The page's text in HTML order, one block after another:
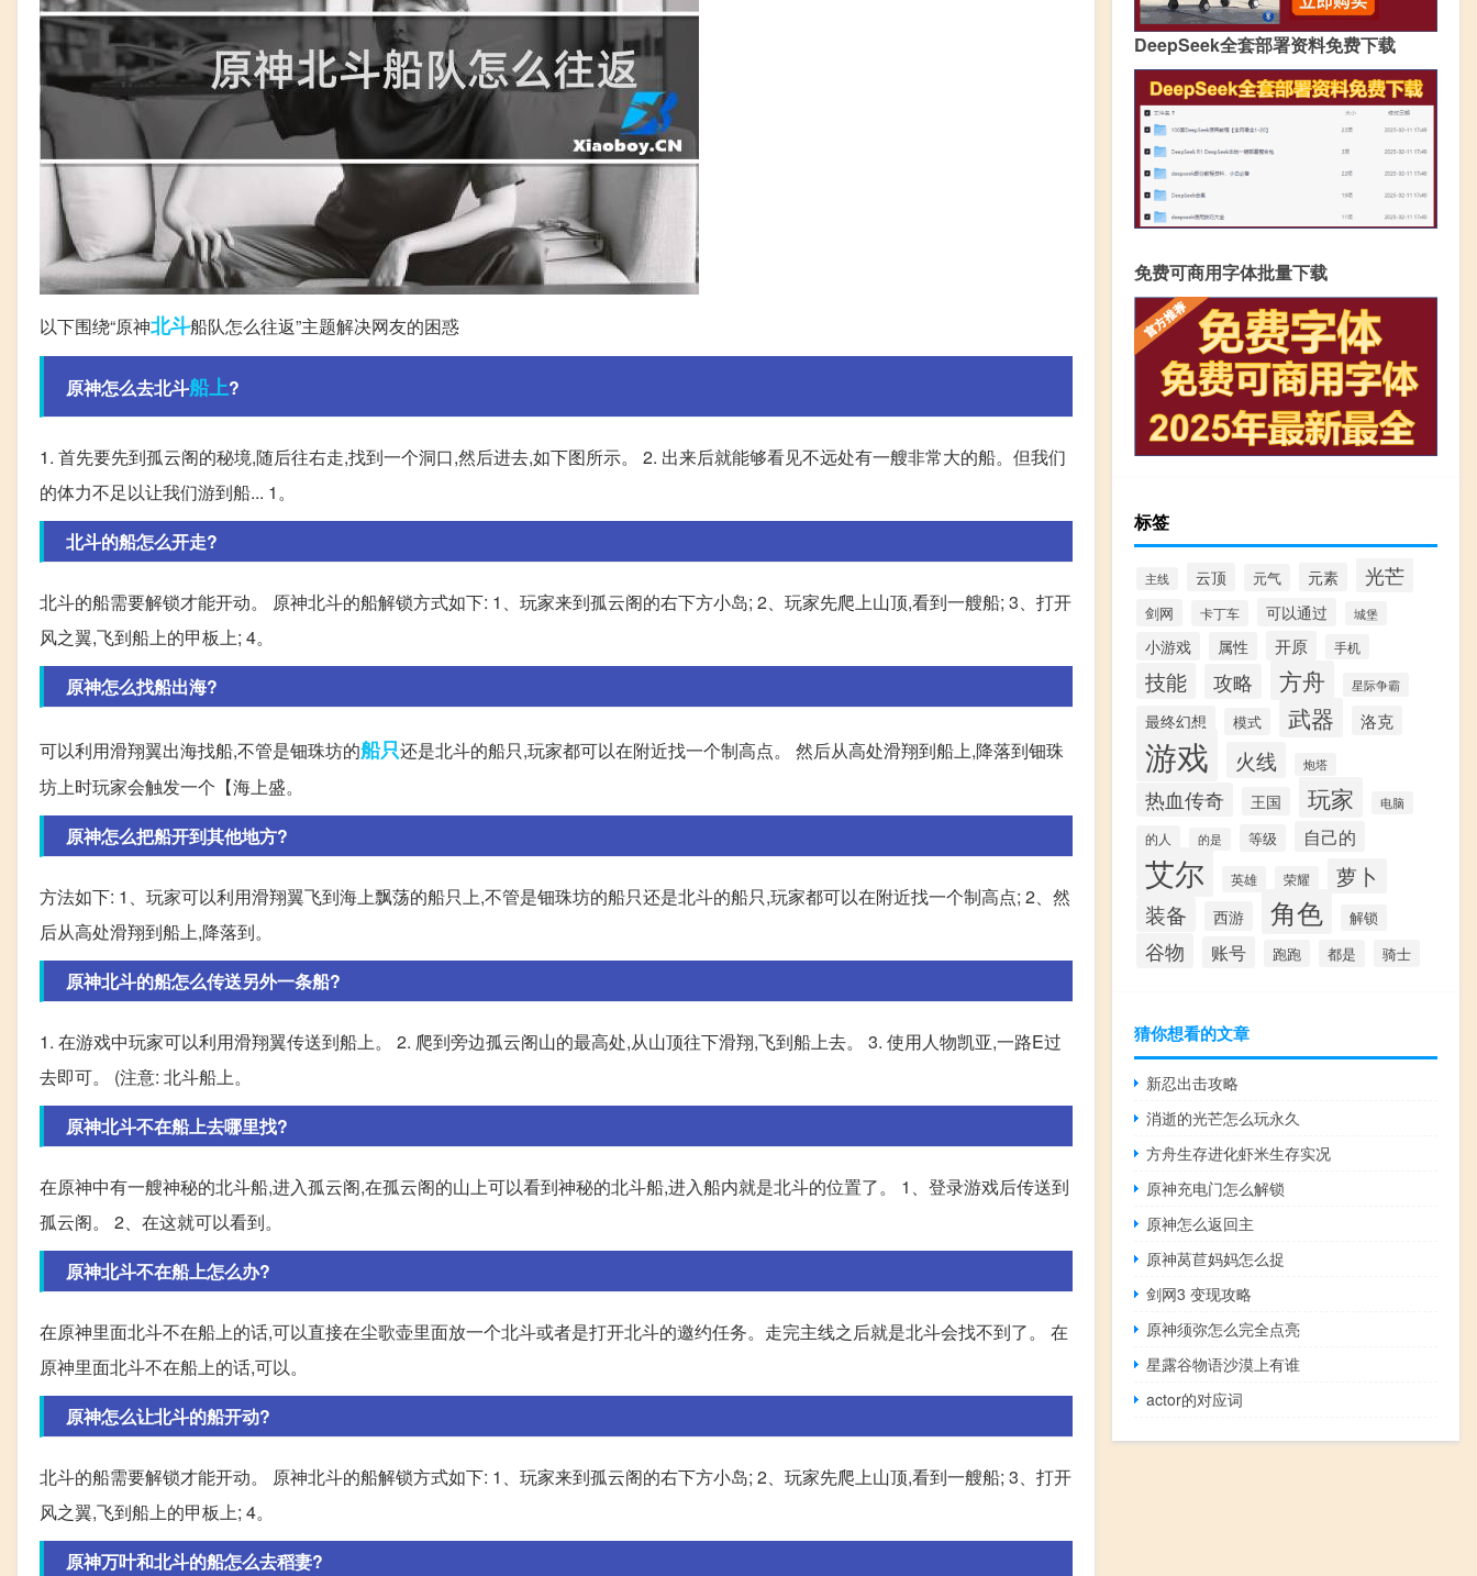
以下围绕“原神北斗船队怎么往返”主题解决网友的困惑
原神怎么去北斗船上?
1. 首先要先到孤云阁的秘境,随后往右走,找到一个洞口,然后进去,如下图所示。 2. 出来后就能够看见不远处有一艘非常大的船。但我们
的体力不足以让我们游到船... 1。
北斗的船怎么开走?
北斗的船需要解锁才能开动。 原神北斗的船解锁方式如下: 1、玩家来到孤云阁的右下方小岛; 2、玩家先爬上山顶,看到一艘船; 3、打开
风之翼,飞到船上的甲板上; 4。
原神怎么找船出海?
可以利用滑翔翼出海找船,不管是钿珠坊的船只还是北斗的船只,玩家都可以在附近找一个制高点。 然后从高处滑翔到船上,降落到钿珠
坊上时玩家会触发一个【海上盛。
原神怎么把船开到其他地方?
方法如下: 1、玩家可以利用滑翔翼飞到海上飘荡的船只上,不管是钿珠坊的船只还是北斗的船只,玩家都可以在附近找一个制高点; 2、然
后从高处滑翔到船上,降落到。
原神北斗的船怎么传送另外一条船?
1. 在游戏中玩家可以利用滑翔翼传送到船上。 2. 爬到旁边孤云阁山的最高处,从山顶往下滑翔,飞到船上去。 3. 使用人物凯亚,一路E过
去即可。 (注意: 北斗船上。
原神北斗不在船上去哪里找?
在原神中有一艘神秘的北斗船,进入孤云阁,在孤云阁的山上可以看到神秘的北斗船,进入船内就是北斗的位置了。 1、登录游戏后传送到
孤云阁。 2、在这就可以看到。
原神北斗不在船上怎么办?
在原神里面北斗不在船上的话,可以直接在尘歌壶里面放一个北斗或者是打开北斗的邀约任务。走完主线之后就是北斗会找不到了。 在
原神里面北斗不在船上的话,可以。
原神怎么让北斗的船开动?
北斗的船需要解锁才能开动。 原神北斗的船解锁方式如下: 1、玩家来到孤云阁的右下方小岛; 2、玩家先爬上山顶,看到一艘船; 3、打开
风之翼,飞到船上的甲板上; 4。
原神万叶和北斗的船怎么去稻妻?
DeepSeek全套部署资料免费下载
免费可商用字体批量下载
标签
主线 云顶 元气 元素 光芒
剑网 卡丁车 可以通过 城堡
小游戏 属性 开原 手机
技能 攻略 方舟 星际争霸
最终幻想 模式 武器 洛克
游戏 火线 炮塔
热血传奇 王国 玩家 电脑
的人 的是 等级 自己的
艾尔 英雄 荣耀
萝卜
装备
西游 角色 解锁
谷物 账号 跑跑 都是 骑士
猜你想看的文章
新忍出击攻略
消逝的光芒怎么玩永久
方舟生存进化虾米生存实况
原神充电门怎么解锁
原神怎么返回主
原神莴苣妈妈怎么捉
剑网3 变现攻略
原神须弥怎么完全点亮
星露谷物语沙漠上有谁
actor的对应词